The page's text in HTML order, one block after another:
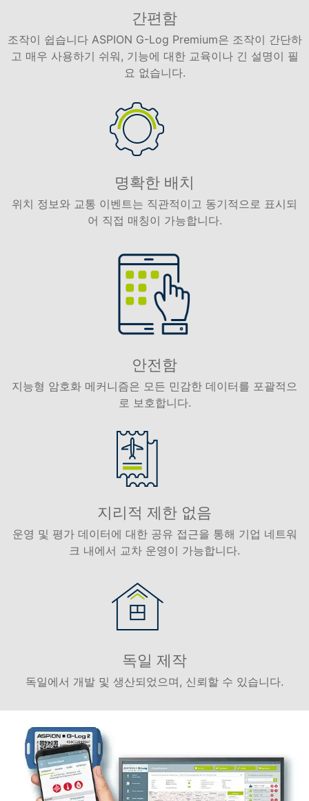
간편함
조작이 쉽습니다 ASPION G-Log Premium은 조작이 간단하
고 매우 사용하기 쉬워, 기능에 대한 교육이나 긴 설명이 필
요 없습니다.
명확한 배치
위치 정보와 교통 이벤트는 직관적이고 동기적으로 표시되
어 직접 매칭이 가능합니다.
안전함
지능형 암호화 메커니즘은 모든 민감한 데이터를 포괄적으
로 보호합니다.
지리적 제한 없음
운영 및 평가 데이터에 대한 공유 접근을 통해 기업 네트워
크 내에서 교차 운영이 가능합니다.
독일 제작
독일에서 개발 및 생산되었으며, 신뢰할 수 있습니다.